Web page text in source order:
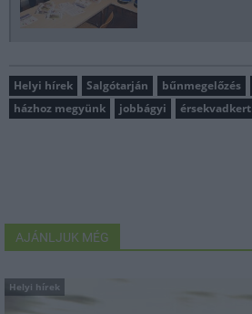
Helyi hírek Salgótarján bűnmegelőzés
házhoz megyünk
jobbágyi érsekvadkert
AJÁNLJUK MÉG
Helyi hírek